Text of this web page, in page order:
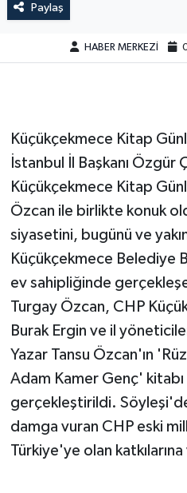
Paylaş
HABER MERKEZİ
Küçükçekmece Kitap
İstanbul İl Başkanı Özgür
Küçükçekmece Kitap
Özcan ile birlikte konuk
siyasetini, bugünü ve
Küçükçekmece Belediye
ev sahipliğinde
Turgay Özcan, CHP
Burak Ergin ve il
Yazar Tansu Özcan'ın
Adam Kamer Genç'
gerçekleştirildi.
damga vuran CHP eski
Türkiye'ye olan katkılarına